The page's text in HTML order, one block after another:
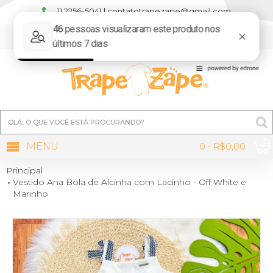
11 2256-5041 | contatotrapezape@gmail.com
0 - R$0,00
MENU
Principal
Vestido Ana Bola de Alcinha com Lacinho - Off White e
Marinho